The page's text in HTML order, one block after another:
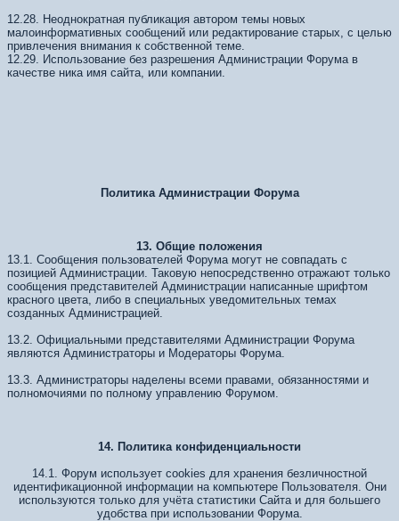
12.28. Неоднократная публикация автором темы новых
малоинформативных сообщений или редактирование старых, с целью
привлечения внимания к собственной теме.
12.29. Использование без разрешения Администрации Форума в
качестве ника имя сайта, или компании.
Политика Администрации Форума
13. Общие положения
13.1. Сообщения пользователей Форума могут не совпадать с
позицией Администрации. Таковую непосредственно отражают только
сообщения представителей Администрации написанные шрифтом
красного цвета, либо в специальных уведомительных темах
созданных Администрацией.
13.2. Официальными представителями Администрации Форума
являются Администраторы и Модераторы Форума.
13.3. Администраторы наделены всеми правами, обязанностями и
полномочиями по полному управлению Форумом.
14. Политика конфиденциальности
14.1. Форум использует cookies для хранения безличностной
идентификационной информации на компьютере Пользователя. Они
используются только для учёта статистики Сайта и для большего
удобства при использовании Форума.